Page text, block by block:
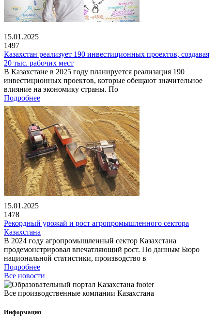
15.01.2025
1497
Казахстан реализует 190 инвестиционных проектов, создавая
20 тыс. рабочих мест
В Казахстане в 2025 году планируется реализация 190
инвестиционных проектов, которые обещают значительное
влияние на экономику страны. По
Подробнее
15.01.2025
1478
Рекордный урожай и рост агропромышленного сектора
Казахстана
В 2024 году агропромышленный сектор Казахстана
продемонстрировал впечатляющий рост. По данным Бюро
национальной статистики, производство в
Подробнее
Все новости
Все производственные компании Казахстана
Информация